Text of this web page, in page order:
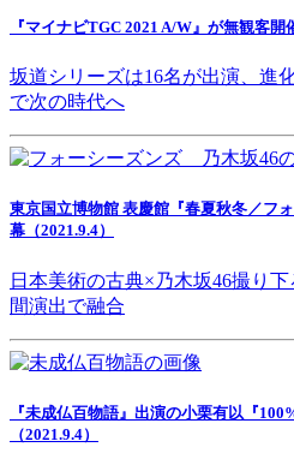
『マイナビTGC 2021 A/W』が無観客開
坂道シリーズは16名が出演、進
で次の時代へ
東京国立博物館 表慶館『春夏秋冬／フ
幕（2021.9.4）
日本美術の古典×乃木坂46撮り
間演出で融合
『未成仏百物語』出演の小栗有以『
（2021.9.4）